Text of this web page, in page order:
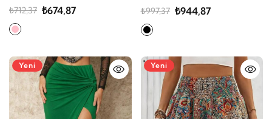
₺712,37 ₺674,87
Uzun Sandy Etek
₺997,37 ₺944,87
Yeni Yeni